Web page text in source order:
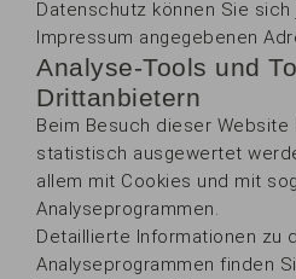
Datenschutz können Sie
Impressum angegebenen
Analyse-Tools und
Drittanbietern
Beim Besuch dieser Website
statistisch ausgewertet
allem mit Cookies und mit
Analyseprogrammen.
Detaillierte Informationen zu
Analyseprogrammen finden